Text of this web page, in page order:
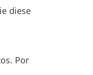
diese
Por